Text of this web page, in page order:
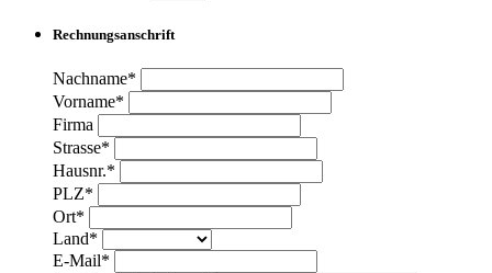
Rechnungsanschrift
Nachname*
Vorname*
Firma
Strasse*
Hausnr.*
PLZ*
Ort*
Land*
E-Mail*